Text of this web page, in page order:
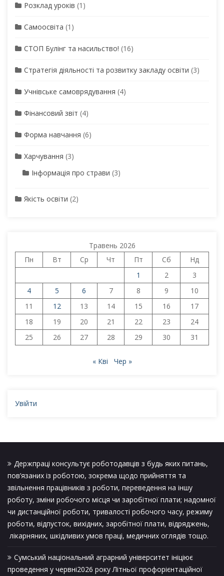
Розклад уроків (1)
Самоосвіта (1)
СТОП Булінг та насильство! (16)
Стратегія діяльності та розвитку закладу освіти (3)
Учнівське самоврядування (4)
Фінансовий звіт (4)
Форма навчання (6)
Харчування (3)
Інформація про страви (3)
Якість освіти (2)
Травень 2026
Пн
Вт Ср Чт Пт Сб
Нд
1
2
3
4
5 6 7 8 9
10
11
12 13 14 15 16
17
18
19 20 21 22 23
24
25
26 27 28 29 30 31
« Кві Чер »
Увійти
Держпраці консультує роботодавців з будь яких питань,
пов’язаних із роботою, зокрема щодо прийняття та
звільнення працівників з роботи, переведення на іншу
роботу, зміни робочого місця чи заробітної плати; надомної
чи дистанційної роботи, тривалості робочого часу, режиму
роботи, відпусток, вихідних, заробітної плати, відряджень,
лікарняних, шкідливих умов праці, медичних оглядів тощо.
Сумський національний аграрний університет ініціює
проведення у червні2026 року Літньої профорієнтаційної